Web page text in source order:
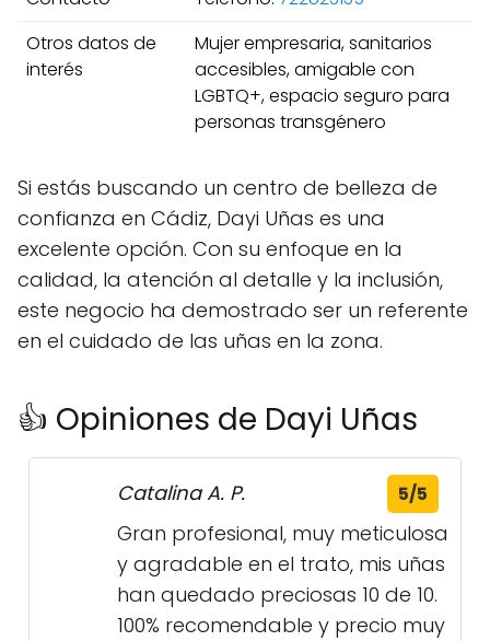
Otros datos de
interés
Mujer empresaria, sanitarios
accesibles, amigable con
LGBTQ+, espacio seguro para
personas transgénero
Si estás buscando un centro de belleza de
confianza en Cádiz, Dayi Uñas es una
excelente opción. Con su enfoque en la
calidad, la atención al detalle y la inclusión,
este negocio ha demostrado ser un referente
en el cuidado de las uñas en la zona.
👍 Opiniones de Dayi Uñas
Catalina A. P. 5/5
Gran profesional, muy meticulosa
y agradable en el trato, mis uñas
han quedado preciosas 10 de 10.
100% recomendable y precio muy